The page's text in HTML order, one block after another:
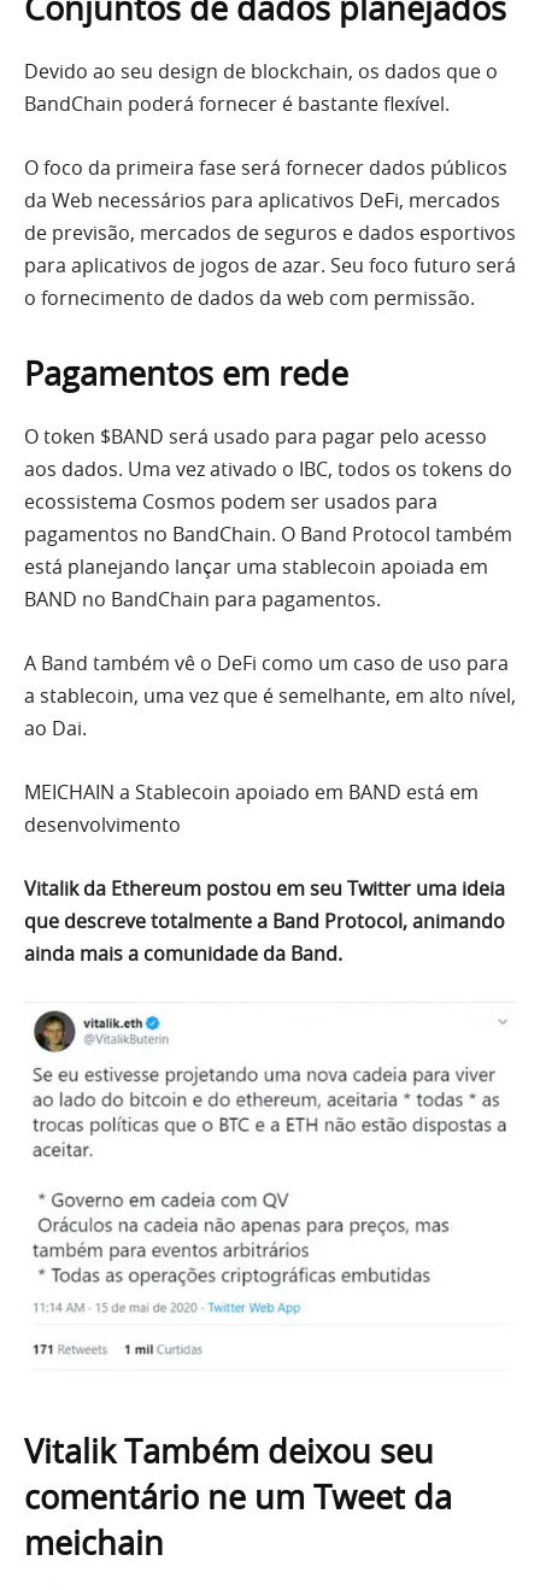
Conjuntos de dados planejados
Devido ao seu design de blockchain, os dados que o
BandChain poderá fornecer é bastante flexível.
O foco da primeira fase será fornecer dados públicos
da Web necessários para aplicativos DeFi, mercados
de previsão, mercados de seguros e dados esportivos
para aplicativos de jogos de azar. Seu foco futuro será
o fornecimento de dados da web com permissão.
Pagamentos em rede
O token $BAND será usado para pagar pelo acesso
aos dados. Uma vez ativado o IBC, todos os tokens do
ecossistema Cosmos podem ser usados ​​para
pagamentos no BandChain. O Band Protocol também
está planejando lançar uma stablecoin apoiada em
BAND no BandChain para pagamentos.
A Band também vê o DeFi como um caso de uso para
a stablecoin, uma vez que é semelhante, em alto nível,
ao Dai.
MEICHAIN a Stablecoin apoiado em BAND está em
desenvolvimento
Vitalik da Ethereum postou em seu Twitter uma ideia
que descreve totalmente a Band Protocol, animando
ainda mais a comunidade da Band.
Vitalik Também deixou seu
comentário ne um Tweet da
meichain